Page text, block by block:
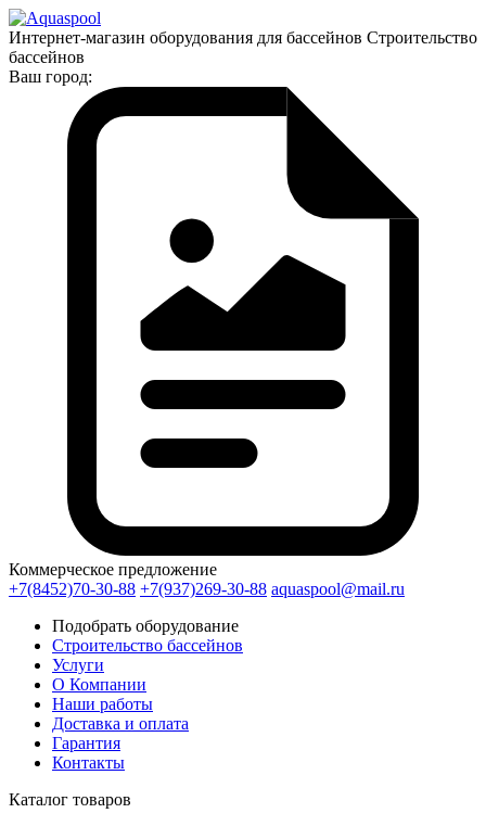
Интернет-магазин оборудования для бассейнов Строительство
бассейнов
Ваш город:
Коммерческое предложение
+7(8452)70-30-88 +7(937)269-30-88 aquaspool@mail.ru
Подобрать оборудование
Строительство бассейнов
Услуги
О Компании
Наши работы
Доставка и оплата
Гарантия
Контакты
Каталог товаров